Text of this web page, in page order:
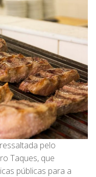
pelo
Taques, que
públicas para a